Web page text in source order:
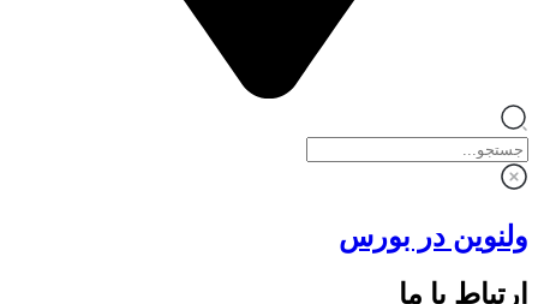
ولنوین در بورس
ارتباط با ما